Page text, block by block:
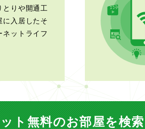
とりや開通工
に入居したそ
ネットライフ
ト無料のお部屋を検索